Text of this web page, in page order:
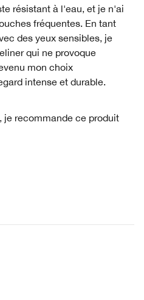
résistant à l'eau, et je n'ai
fréquentes. En tant
des yeux sensibles, je
qui ne provoque
mon choix
intense et durable.
je recommande ce produit